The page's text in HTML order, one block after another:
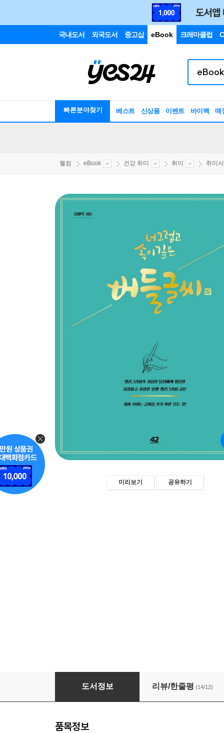
국내도서 외국도서 중고샵 eBook 크레마클럽
빠른분야찾기 베스트 신상품 이벤트 바이백 매
웰컴 eBook 건강 취미 취미 취미서
미리보기 공유하기
너그럽고 속이 깊은 버들글씨
도서정보 리뷰/한줄평 (14/12)
품목정보